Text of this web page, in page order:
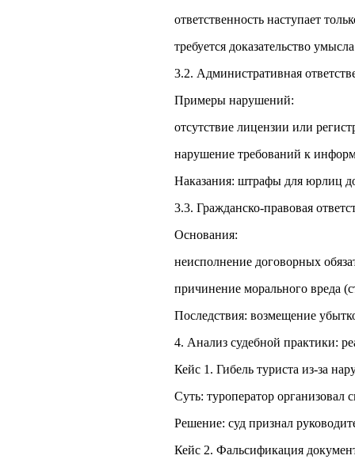
ответственность наступает
требуется доказательство
3.2. Административная
Примеры нарушений:
отсутствие лицензии или
нарушение требований к
Наказания: штрафы для юрлиц
3.3. Гражданско‑правовая
Основания:
неисполнение договорных
причинение морального вреда
Последствия: возмещение
4. Анализ судебной практики:
Кейс 1. Гибель туриста из‑за
Суть: туроператор организовал
Решение: суд признал
Кейс 2. Фальсификация